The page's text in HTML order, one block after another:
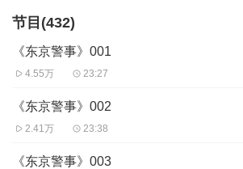
1、本作品为付费有声书，前33集为免费试听
2、版权归原作者所有，严禁翻录成任何形式
台传播，违者将追究其法律责任。
微信内使用微信支付完成购买。
以拨打客服电话：4008385616或者0514-
节目(432)
《东京警事》001
4.55万 23:27
《东京警事》002
2.41万 23:38
《东京警事》003